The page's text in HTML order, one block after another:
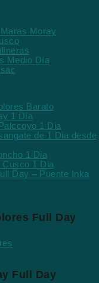
Moray
Medio Día
Barato
1 Día
1 Dia
de 1 Dia desde
1 Dia
Cusco 1 Dia
Day – Puente Inka
Full Day
Full Day